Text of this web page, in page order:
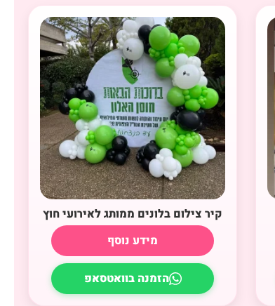
קיר צילום בלונים ממותג לאירועי חוץ
מידע נוסף
הזמנה בוואטסאפ